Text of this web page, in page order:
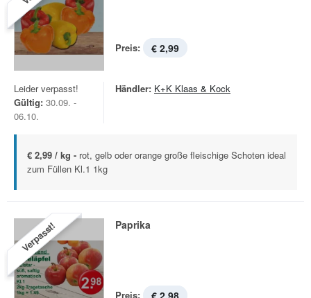
Preis: € 2,99
Leider verpasst!
Gültig: 30.09. -
06.10.
Händler: K+K Klaas & Kock
€ 2,99 / kg - rot, gelb oder orange große fleischige Schoten ideal
zum Füllen Kl.1 1kg
Verpasst! Paprika
Preis: € 2,98